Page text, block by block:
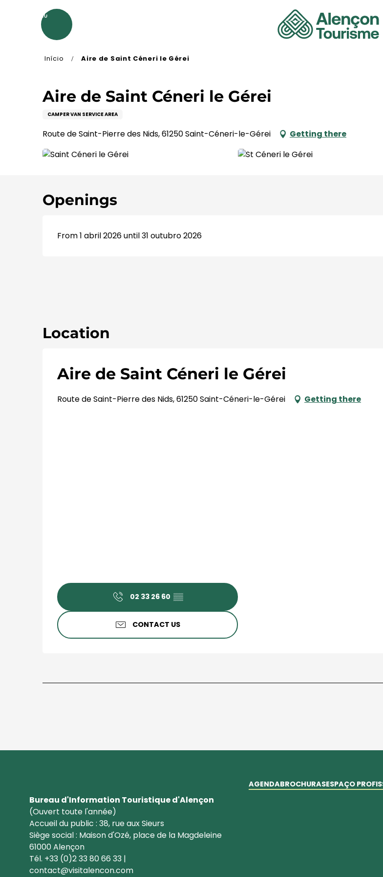
MENU
Início Aire de Saint Céneri le Gérei
Aire de Saint Céneri le Gérei
CAMPER VAN SERVICE AREA
Route de Saint-Pierre des Nids, 61250 Saint-Céneri-le-Gérei Getting there
Openings
From 1 abril 2026 until 31 outubro 2026
Location
Aire de Saint Céneri le Gérei
Route de Saint-Pierre des Nids, 61250 Saint-Céneri-le-Gérei Getting there
02 33 26 60 ▒▒
CONTACT US
Bureau d'Information Touristique d'Alençon
(Ouvert toute l'année)
Accueil du public : 38, rue aux Sieurs
Siège social : Maison d'Ozé, place de la Magdeleine
61000 Alençon
Tél. +33 (0)2 33 80 66 33 |
contact@visitalencon.com
AGENDABROCHURASESPAÇO